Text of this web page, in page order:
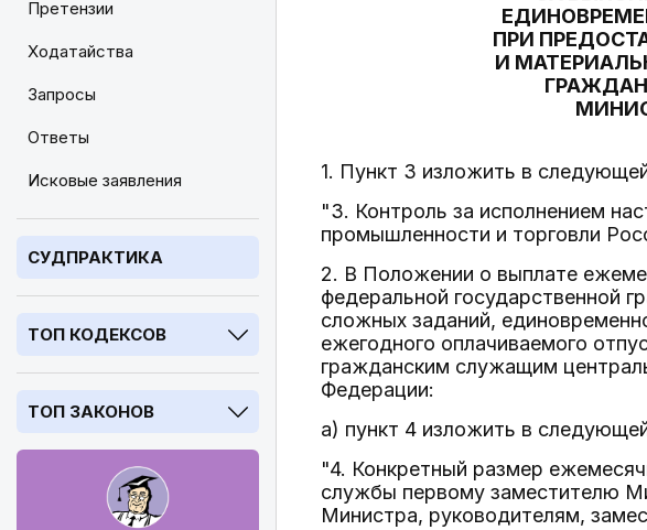
Претензии
Ходатайства
Запросы
Ответы
Исковые заявления
СУДПРАКТИКА
ТОП КОДЕКСОВ
ТОП ЗАКОНОВ
ПРИ
И
1. Пункт 3 изложить в
"3. Контроль за исполнением
промышленности и торговли
2. В Положении о выплате
федеральной государственной
сложных заданий,
ежегодного оплачиваемого
гражданским служащим
Федерации:
а) пункт 4 изложить в
"4. Конкретный размер
службы первому заместителю
Министра, руководителям,